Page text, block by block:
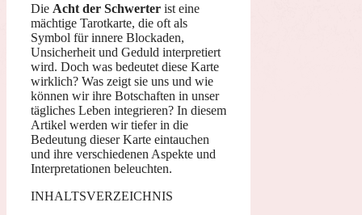
Die Acht der Schwerter ist eine
mächtige Tarotkarte, die oft als
Symbol für innere Blockaden,
Unsicherheit und Geduld interpretiert
wird. Doch was bedeutet diese Karte
wirklich? Was zeigt sie uns und wie
können wir ihre Botschaften in unser
tägliches Leben integrieren? In diesem
Artikel werden wir tiefer in die
Bedeutung dieser Karte eintauchen
und ihre verschiedenen Aspekte und
Interpretationen beleuchten.
INHALTSVERZEICHNIS